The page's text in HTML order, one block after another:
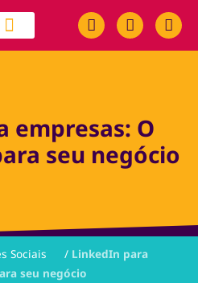
empresas: O
seu negócio
Sociais / LinkedIn para
seu negócio